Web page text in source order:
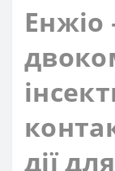
дії